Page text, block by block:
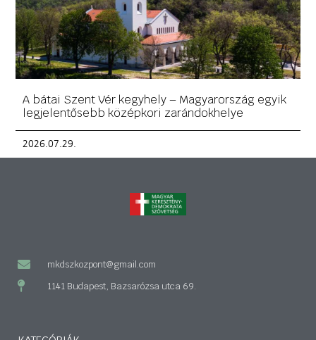
A bátai Szent Vér kegyhely – Magyarország egyik
legjelentősebb középkori zarándokhelye
2026.07.29.
mkdszkozpont@gmail.com
1141 Budapest, Bazsarózsa utca 69.